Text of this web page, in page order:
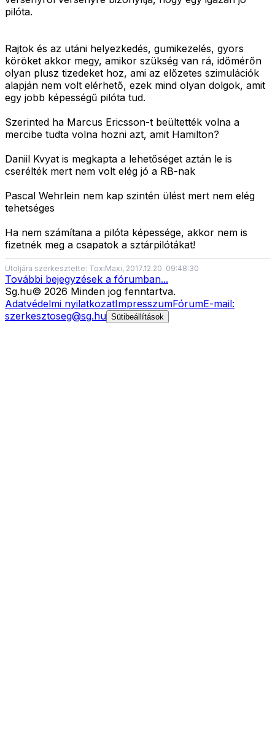
pilóta.
Rajtok és az utáni helyezkedés, gumikezelés, gyors
köröket akkor megy, amikor szükség van rá, időmérőn
olyan plusz tizedeket hoz, ami az előzetes szimulációk
alapján nem volt elérhető, ezek mind olyan dolgok, amit
egy jobb képességű pilóta tud.
Szerinted ha Marcus Ericsson-t beültették volna a
mercibe tudta volna hozni azt, amit Hamilton?
Daniil Kvyat is megkapta a lehetőséget aztán le is
cserélték mert nem volt elég jó a RB-nak
Pascal Wehrlein nem kap szintén ülést mert nem elég
tehetséges
Ha nem számítana a pilóta képessége, akkor nem is
fizetnék meg a csapatok a sztárpilótákat!
Utoljára szerkesztette: ToxiMaxi, 2017.12.20. 09:48:30
További bejegyzések a fórumban...
Sg.hu© 2026 Minden jog fenntartva.
Adatvédelmi nyilatkozatImpresszumFórumE-mail:
szerkesztoseg@sg.hu Sütibeállítások